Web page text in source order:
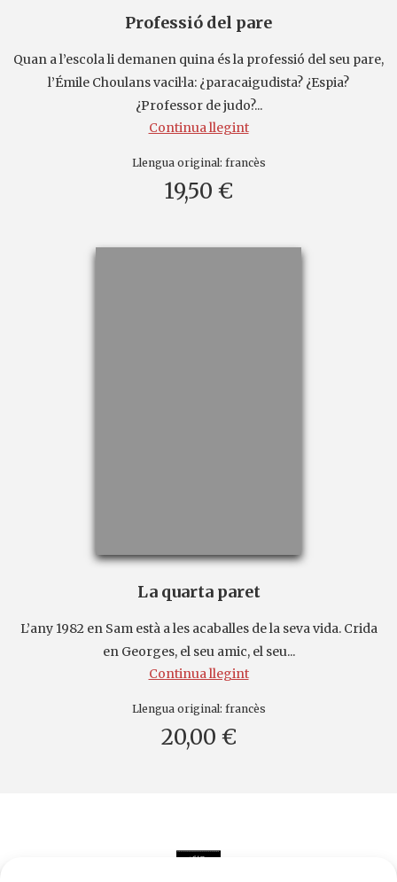
Professió del pare
Quan a l’escola li demanen quina és la professió del seu pare,
l’Émile Choulans vacil·la: ¿paracaigudista? ¿Espia?
¿Professor de judo?...
Continua llegint
Llengua original: francès
19,50 €
La quarta paret
L’any 1982 en Sam està a les acaballes de la seva vida. Crida
en Georges, el seu amic, el seu...
Continua llegint
Llengua original: francès
20,00 €